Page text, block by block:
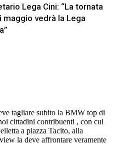
Lega Cini: “La tornata
vedrà la Lega